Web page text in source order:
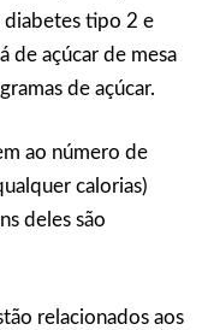
diabetes tipo 2 e
de açúcar de mesa
de açúcar.
ao número de
calorias)
deles são
relacionados aos